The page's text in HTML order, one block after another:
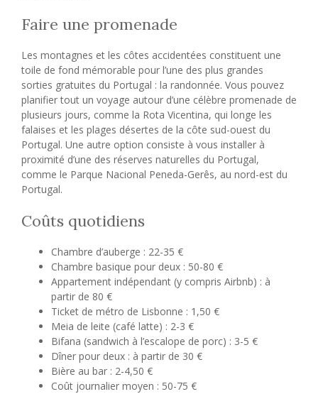
Faire une promenade
Les montagnes et les côtes accidentées constituent une
toile de fond mémorable pour l’une des plus grandes
sorties gratuites du Portugal : la randonnée. Vous pouvez
planifier tout un voyage autour d’une célèbre promenade de
plusieurs jours, comme la Rota Vicentina, qui longe les
falaises et les plages désertes de la côte sud-ouest du
Portugal. Une autre option consiste à vous installer à
proximité d’une des réserves naturelles du Portugal,
comme le Parque Nacional Peneda-Gerês, au nord-est du
Portugal.
Coûts quotidiens
Chambre d’auberge : 22-35 €
Chambre basique pour deux : 50-80 €
Appartement indépendant (y compris Airbnb) : à
partir de 80 €
Ticket de métro de Lisbonne : 1,50 €
Meia de leite (café latte) : 2-3 €
Bifana (sandwich à l’escalope de porc) : 3-5 €
Dîner pour deux : à partir de 30 €
Bière au bar : 2-4,50 €
Coût journalier moyen : 50-75 €